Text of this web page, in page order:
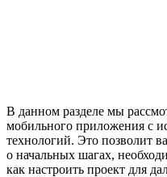
В данном разделе мы
мобильного приложения с
технологий. Это позволит
о начальных шагах,
как настроить проект для